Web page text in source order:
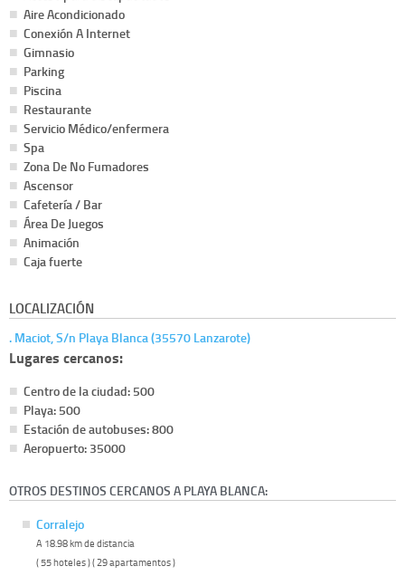
Aire Acondicionado
Conexión A Internet
Gimnasio
Parking
Piscina
Restaurante
Servicio Médico/enfermera
Spa
Zona De No Fumadores
Ascensor
Cafetería / Bar
Área De Juegos
Animación
Caja fuerte
LOCALIZACIÓN
. Maciot, S/n Playa Blanca (35570 Lanzarote)
Lugares cercanos:
Centro de la ciudad: 500
Playa: 500
Estación de autobuses: 800
Aeropuerto: 35000
OTROS DESTINOS CERCANOS A PLAYA BLANCA:
Corralejo
A 18.98 km de distancia
( 55 hoteles ) ( 29 apartamentos )